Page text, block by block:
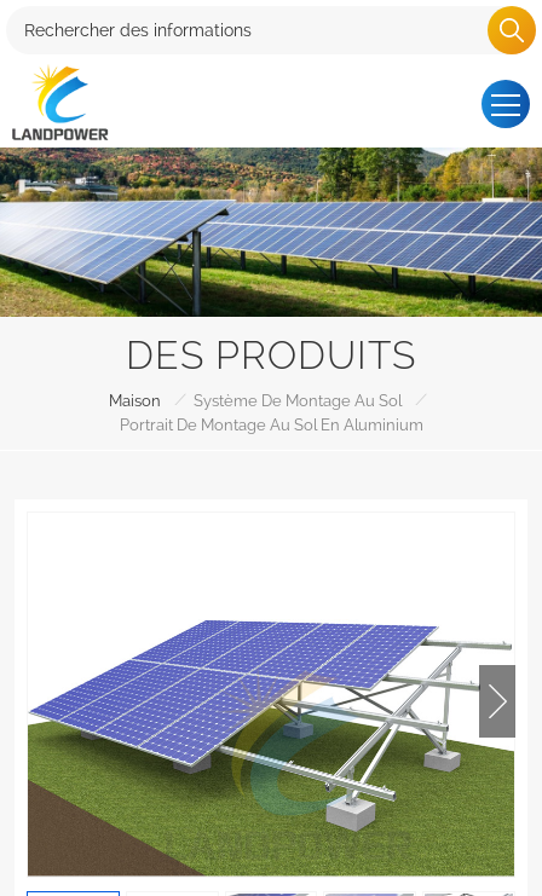
DES PRODUITS
Maison / Système De Montage Au Sol
/
Portrait De Montage Au Sol En Aluminium